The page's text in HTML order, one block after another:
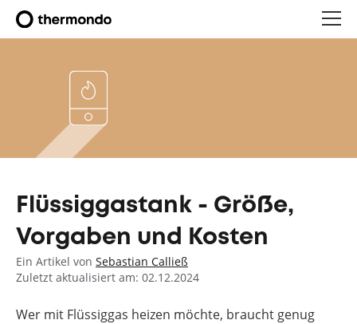
Flüssiggastank - Größe,
Vorgaben und Kosten
Ein Artikel von Sebastian Calließ
Zuletzt aktualisiert am: 02.12.2024
Wer mit Flüssiggas heizen möchte, braucht genug